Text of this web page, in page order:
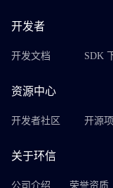
开发者
开发文档 SDK
资源中心
开发者社区 开源
关于环信
公司介绍 荣誉资质